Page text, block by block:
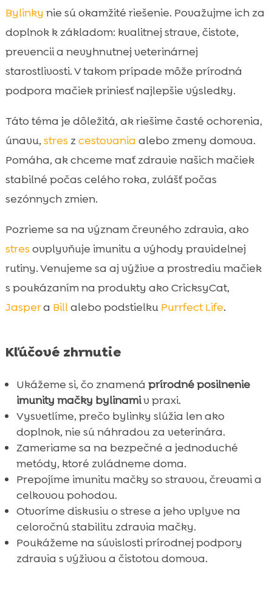

Ako bylinky podávať mačke: formy, ktoré
bylinkovú rutinu rozumne
Imunita sa začína v črevách: trávenie,
mikrobiom a prebiotická podpora
pomôcť prírodný prístup
Sezónne posilnenie imunity: jar, jeseň, zima
a obdobie pĺznutia
 Výživa ako základ: CricksyCat krmivo ako
prirodzená podpora zdravia
podstielka a čistota bez kompromisov
 Záver
 FAQ
Bylinky nie sú okamžité riešenie. Považujme ich za
doplnok k základom: kvalitnej strave, čistote,
prevencii a nevyhnutnej veterinárnej
starostlivosti. V takom prípade môže prírodná
podpora mačiek priniesť najlepšie výsledky.
Táto téma je dôležitá, ak riešime časté ochorenia,
únavu, stres zcestovania alebo zmeny domova.
Pomáha, ak chceme mať zdravie našich mačiek
stabilné počas celého roka, zvlášť počas
sezónnych zmien.
Pozrieme sa na význam črevného zdravia, ako
stres ovplyvňuje imunitu a výhody pravidelnej
rutiny. Venujeme sa aj výžive a prostrediu mačiek
s poukázaním na produkty ako CricksyCat,
Jaspera Billalebo podstielku Purrfect Life.
Kľúčové zhrnutie
Ukážeme si, čo znamená prírodné posilnenie
imunity mačky bylinamiv praxi.
Vysvetlíme, prečo bylinky slúžia len ako
doplnok, nie sú náhradou za veterinára.
Zameriame sa na bezpečné a jednoduché
metódy, ktoré zvládneme doma.
Prepojíme imunitu mačky so stravou, črevami a
celkovou pohodou.
Otvoríme diskusiu o strese a jeho vplyve na
celoročnú stabilitu zdravia mačky.
Poukážeme na súvislosti prírodnej podpory
zdravia s výživou a čistotou domova.